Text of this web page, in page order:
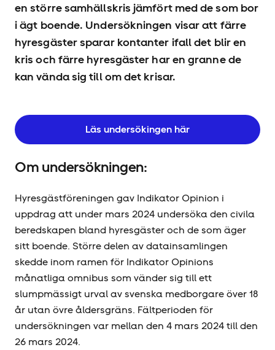
en större samhällskris jämfört med de som bor
i ägt boende. Undersökningen visar att färre
hyresgäster sparar kontanter ifall det blir en
kris och färre hyresgäster har en granne de
kan vända sig till om det krisar.
Läs undersökingen här
Om undersökningen:
Hyresgäst­föreningen gav Indikator Opinion i
uppdrag att under mars 2024 undersöka den civila
beredskapen bland hyresgäster och de som äger
sitt boende. Större delen av datainsamlingen
skedde inom ramen för Indikator Opinions
månatliga omnibus som vänder sig till ett
slumpmässigt urval av svenska medborgare över 18
år utan övre åldersgräns. Fältperioden för
undersökningen var mellan den 4 mars 2024 till den
26 mars 2024.